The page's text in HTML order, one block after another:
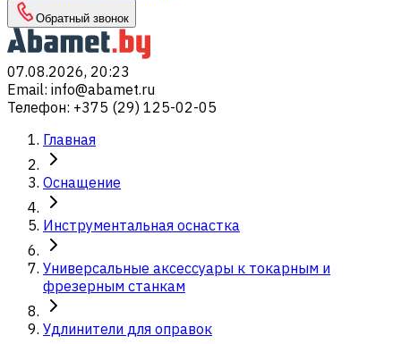
Обратный звонок
07.08.2026, 20:23
Email: info@abamet.ru
Телефон: +375 (29) 125-02-05
Главная
Оснащение
Инструментальная оснастка
Универсальные аксессуары к токарным и
фрезерным станкам
Удлинители для оправок